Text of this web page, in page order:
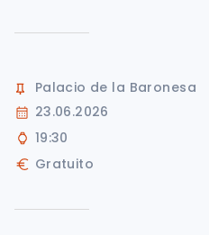
Palacio de la Baronesa
23.06.2026
19:30
Gratuito